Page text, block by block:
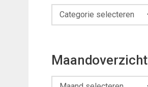
Categorieën
Maandoverzicht
Maandoverzicht